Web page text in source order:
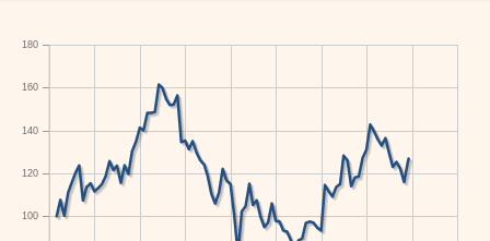
100
120
140
160
180